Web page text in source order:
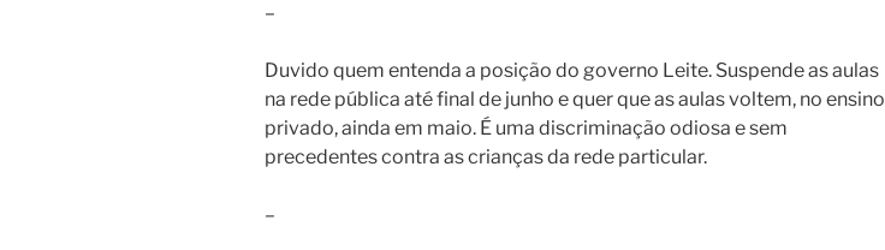
–
Duvido quem entenda a posição do governo Leite. Suspende as aulas
na rede pública até final de junho e quer que as aulas voltem, no ensino
privado, ainda em maio. É uma discriminação odiosa e sem
precedentes contra as crianças da rede particular.
–